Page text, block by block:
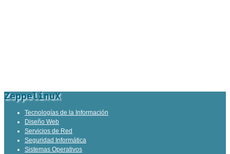
ZeppelinuX
Tecnologías de la Información
Diseño Web
Servicios de Red
Seguridad Informática
Sistemas Operativos